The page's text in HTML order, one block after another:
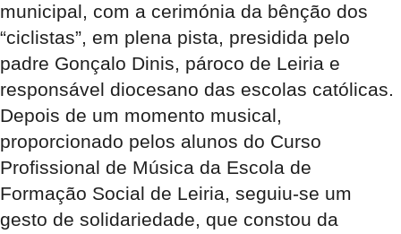
municipal, com a cerimónia da bênção dos
“ciclistas”, em plena pista, presidida pelo
padre Gonçalo Dinis, pároco de Leiria e
responsável diocesano das escolas católicas.
Depois de um momento musical,
proporcionado pelos alunos do Curso
Profissional de Música da Escola de
Formação Social de Leiria, seguiu-se um
gesto de solidariedade, que constou da